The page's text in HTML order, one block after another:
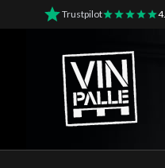
Trustpilot
Vinpalle - Forside